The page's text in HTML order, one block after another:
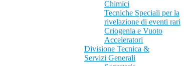
Chimici
Tecniche Speciali per la
rivelazione di eventi rari
Criogenia e Vuoto
Acceleratori
Divisione Tecnica &
Servizi Generali